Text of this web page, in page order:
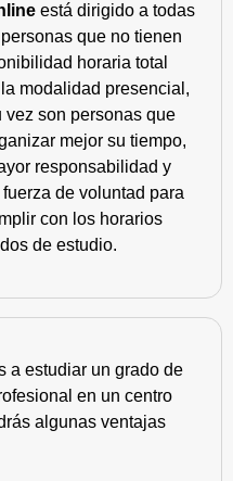
está dirigido a todas
que no tienen
horaria total
modalidad presencial,
vez son personas que
mejor su tiempo,
responsabilidad y
de voluntad para
con los horarios
de estudio.
a estudiar un grado de
en un centro
algunas ventajas